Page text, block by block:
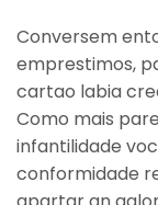
Conversem
emprestimos,
cartao labia
Como mais
infantilidade
conformidade